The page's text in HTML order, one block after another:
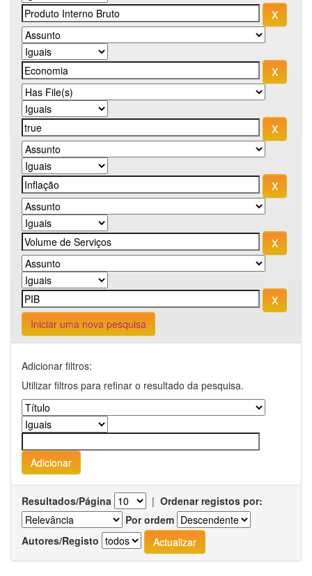
Iniciar uma nova pesquisa
Adicionar filtros:
Utilizar filtros para refinar o resultado da pesquisa.
Resultados/Página | Ordenar registos por:
Por ordem
Autores/Registo